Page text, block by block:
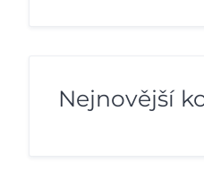
Nejnovější